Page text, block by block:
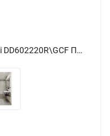
Керама Марацци / Kerama Marazzi DD602220R\GCF ПРО МАТРИКС Ступень клееная серый обрезной 33x60